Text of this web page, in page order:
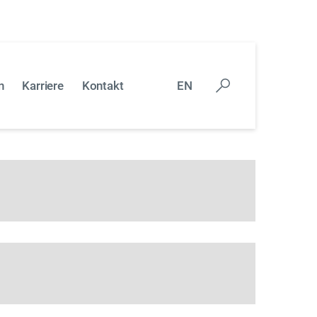
Karriere Kontakt EN
das Sie gern mit uns besprechen